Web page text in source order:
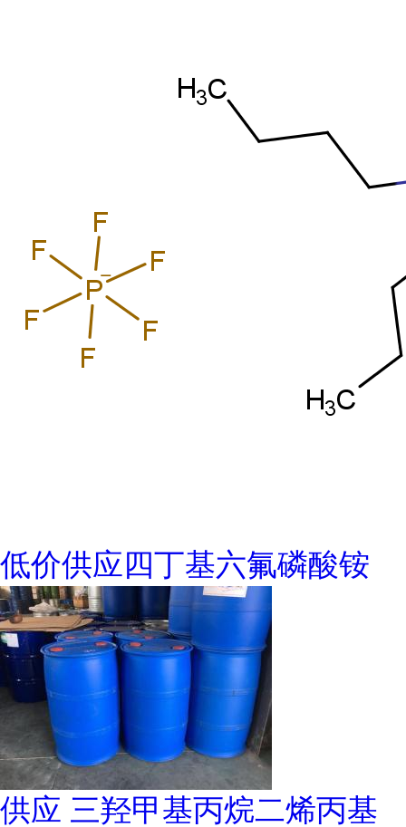
低价供应四丁基六氟磷酸铵
供应 三羟甲基丙烷二烯丙基